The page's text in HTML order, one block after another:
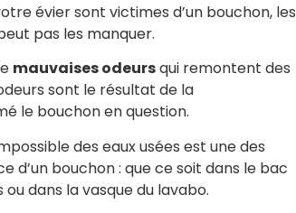
évier sont victimes d’un bouchon, les
pas les manquer.
mauvaises odeursqui remontent des
sont le résultat de la
le bouchon en question.
des eaux usées est une des
d’un bouchon : que ce soit dans le bac
dans la vasque du lavabo.